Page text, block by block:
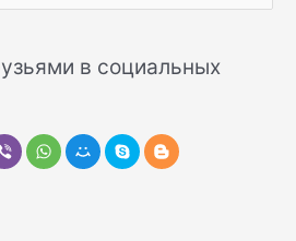
в социальных